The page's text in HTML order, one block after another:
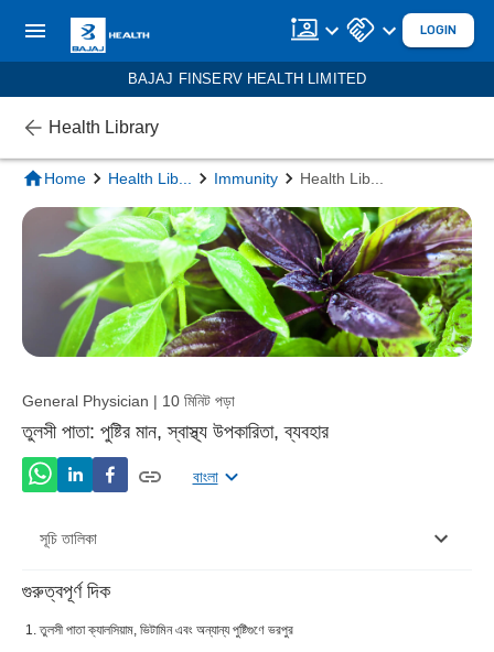
LOGIN
BAJAJ FINSERV HEALTH LIMITED
Health Library
Home Health Lib Immunity Health Lib
General Physician | 10 মিনিট পড়া
তুলসী পাতা: পুষ্টির মান, স্বাস্থ্য উপকারিতা, ব্যবহার
বাংলা
সূচি তালিকা
গুরুত্বপূর্ণ দিক
তুলসী পাতা ক্যালসিয়াম, ভিটামিন এবং অন্যান্য পুষ্টিগুণে ভরপুর